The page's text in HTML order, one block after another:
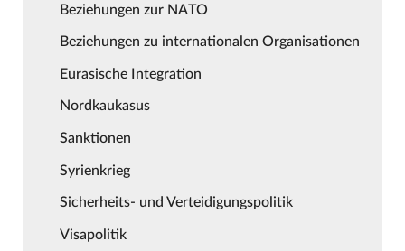
Beziehungen zur NATO
Beziehungen zu internationalen Organisationen
Eurasische Integration
Nordkaukasus
Sanktionen
Syrienkrieg
Sicherheits- und Verteidigungspolitik
Visapolitik